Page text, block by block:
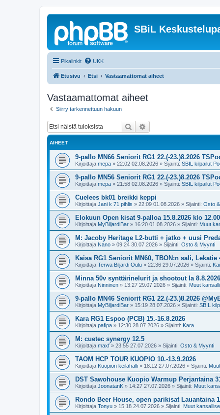
SBiL
Pikalinkit UKK
Etusivu Etsi Vastaamattomat aiheet
Vastaamattomat aiheet
Siirry tarkennettuun hakuun
Etsi
AIHEET
9-pallo MN66 Seniorit RG1 22.(-23.)8.2026
Kirjoittaja mepa » 22:02 02.08.2026 » Sijainti: SBIL kilpailut
9-pallo MN56 Seniorit RG1 22.(-23.)8.2026
Kirjoittaja mepa » 21:58 02.08.2026 » Sijainti: SBIL kilpailut
Cuelees bk01 breikki keppi
Kirjoittaja Jani k 71 pihlis » 22:09 01.08.2026 » Sijainti: Osto
Elokuun Open kisat 9-palloa 15.8.2026 klo
Kirjoittaja MyBiljardiBar » 16:20 01.08.2026 » Sijainti: Muut
M: Jacoby Heritage L2-butti + jatko + uusi
Kirjoittaja Nano » 09:24 30.07.2026 » Sijainti: Osto & Myynti
Kaisa RG1 Seniorit MN60, TBON:n sali, Lekatie
Kirjoittaja Terwa Biljardi Oulu » 22:36 29.07.2026 » Sijainti:
Minna 50v synttärinelurit ja shootout la
Kirjoittaja Ninninen » 13:27 29.07.2026 » Sijainti: Muut
9-pallo MN46 Seniorit RG1 22.(-23.)8.2026
Kirjoittaja MyBiljardiBar » 15:19 28.07.2026 » Sijainti: SBIL
Kara RG1 Espoo (PCB) 15.-16.8.2026
Kirjoittaja pafipa » 12:30 28.07.2026 » Sijainti: Kara
M: cuetec synergy 12.5
Kirjoittaja maxf » 23:55 27.07.2026 » Sijainti: Osto & Myynti
TAOM HCP TOUR KUOPIO 10.-13.9.2026
Kirjoittaja Kuopion keilahalli » 18:12 27.07.2026 » Sijainti:
DST Sawohouse Kuopio Warmup Perjantaina
Kirjoittaja JoonatanK » 14:27 27.07.2026 » Sijainti: Muut
Rondo Beer House, open parikisat Lauantaina
Kirjoittaja Tonyu » 15:18 24.07.2026 » Sijainti: Muut